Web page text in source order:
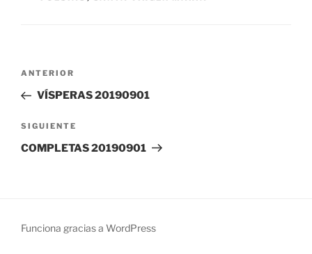
Navegación
entradas
Entrada
anterior:
ANTERIOR
VÍSPERAS 20190901
Siguiente
entrada
SIGUIENTE
COMPLETAS 20190901
Funciona gracias a WordPress